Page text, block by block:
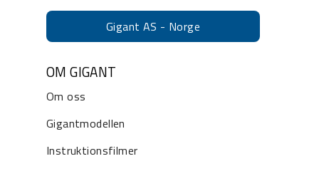
Gigant AS - Norge
OM GIGANT
Om oss
Gigantmodellen
Instruktionsfilmer